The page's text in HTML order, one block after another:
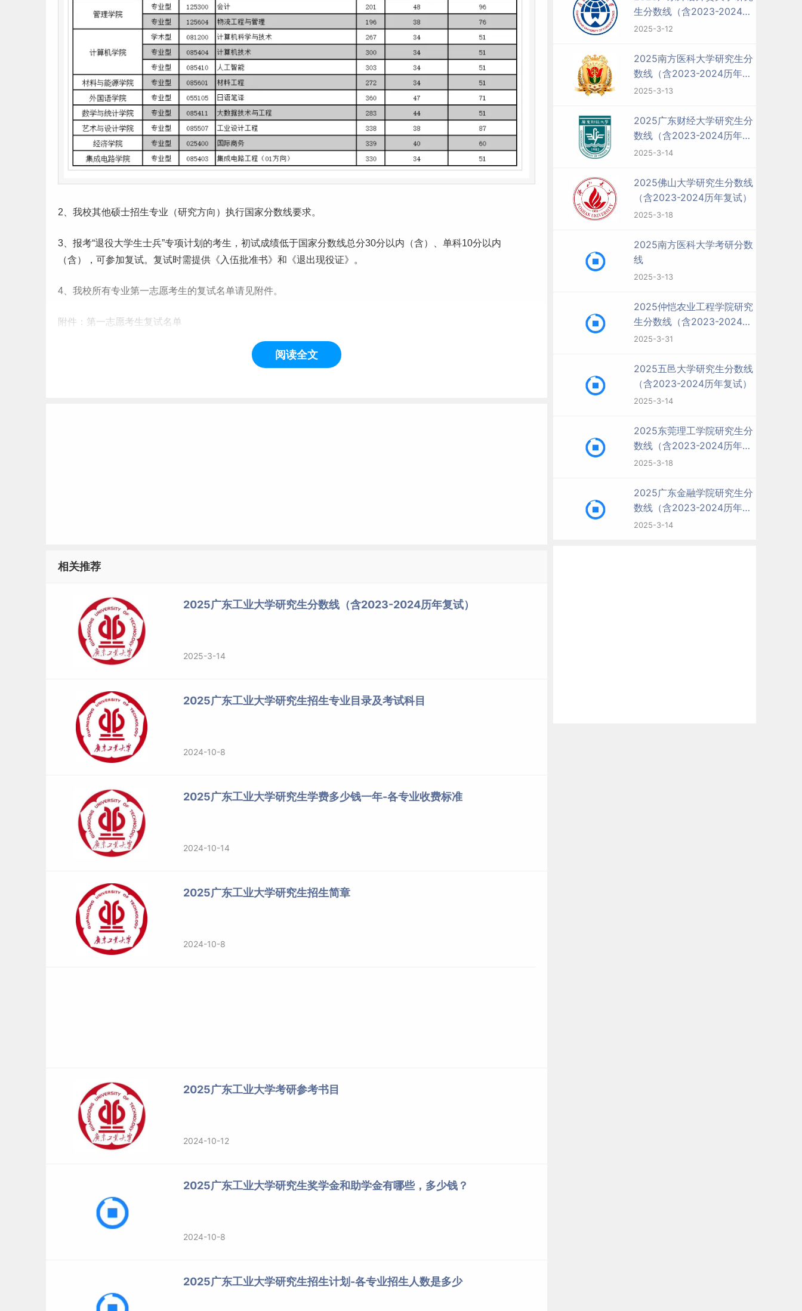
2、我校其他硕士招生专业（研究方向）执行国家分数线要求。
3、报考“退役大学生士兵”专项计划的考生，初试成绩低于国家分数线总分30分以内（含）、单科10分以内
（含），可参加复试。复试时需提供《入伍批准书》和《退出现役证》。
4、我校所有专业第一志愿考生的复试名单请见附件。
附件：第一志愿考生复试名单
https://yzw.gdut.edu.cn/info/1137/7950.htm
阅读全文
相关推荐
2025广东工业大学研究生分数线（含2023-2024历年复试）
2025-3-14
2025广东工业大学研究生招生专业目录及考试科目
2024-10-8
2025广东工业大学研究生学费多少钱一年-各专业收费标准
2024-10-14
2025广东工业大学研究生招生简章
2024-10-8
2025广东工业大学考研参考书目
2024-10-12
2025广东工业大学研究生奖学金和助学金有哪些，多少钱？
2024-10-8
2025广东工业大学研究生招生计划-各专业招生人数是多少
生分数线（含2023-2024历
年复试）
2025-3-12
2025南方医科大学研究生分
数线（含2023-2024历年复
试）
2025-3-13
2025广东财经大学研究生分
数线（含2023-2024历年复
试）
2025-3-14
2025佛山大学研究生分数线
（含2023-2024历年复试）
2025-3-18
2025南方医科大学考研分数
线
2025-3-13
2025仲恺农业工程学院研究
生分数线（含2023-2024历
年复试）
2025-3-31
2025五邑大学研究生分数线
（含2023-2024历年复试）
2025-3-14
2025东莞理工学院研究生分
数线（含2023-2024历年复
试）
2025-3-18
2025广东金融学院研究生分
数线（含2023-2024历年复
试）
2025-3-14